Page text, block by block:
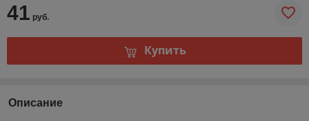
41 руб.
Купить
Описание